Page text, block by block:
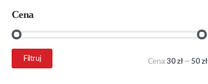
Cena
Cena
min.
Cena
maks.
Filtruj Cena:30 zł—50 zł